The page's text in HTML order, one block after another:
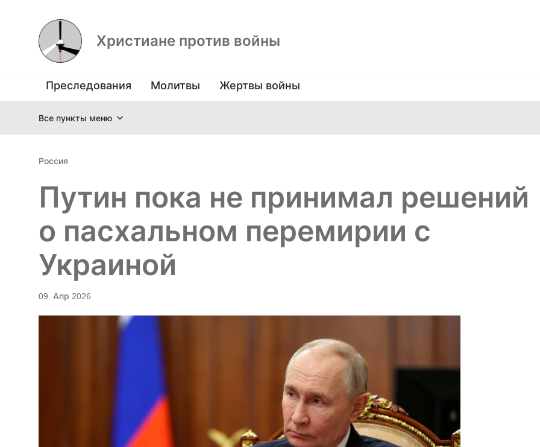
Христиане против войны
Преследования Молитвы Жертвы войны
Все пункты меню
Россия
Путин пока не принимал решений
о пасхальном перемирии с
Украиной
09. Апр 2026